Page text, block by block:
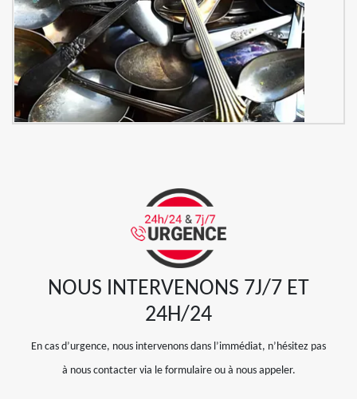
NOUS INTERVENONS 7J/7 ET
24H/24
En cas d’urgence, nous intervenons dans l’immédiat, n’hésitez pas
à nous contacter via le formulaire ou à nous appeler.